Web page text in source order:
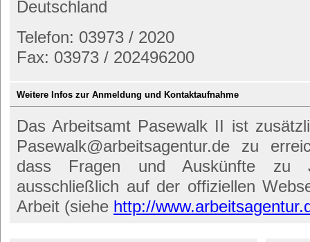
Deutschland
Telefon: 03973 / 2020
Fax: 03973 / 202496200
Weitere Infos zur Anmeldung und Kontaktaufnahme
Das Arbeitsamt Pasewalk II ist
Pasewalk@arbeitsagentur.de zu
dass Fragen und Auskünfte zu
ausschließlich auf der offiziellen
Arbeit (siehe http://